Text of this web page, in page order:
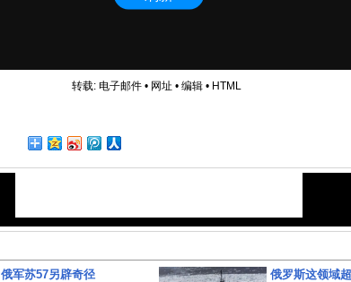
转载: 电子邮件• 网址 • 编辑• HTML
俄军苏57另辟奇径 俄罗斯这领域